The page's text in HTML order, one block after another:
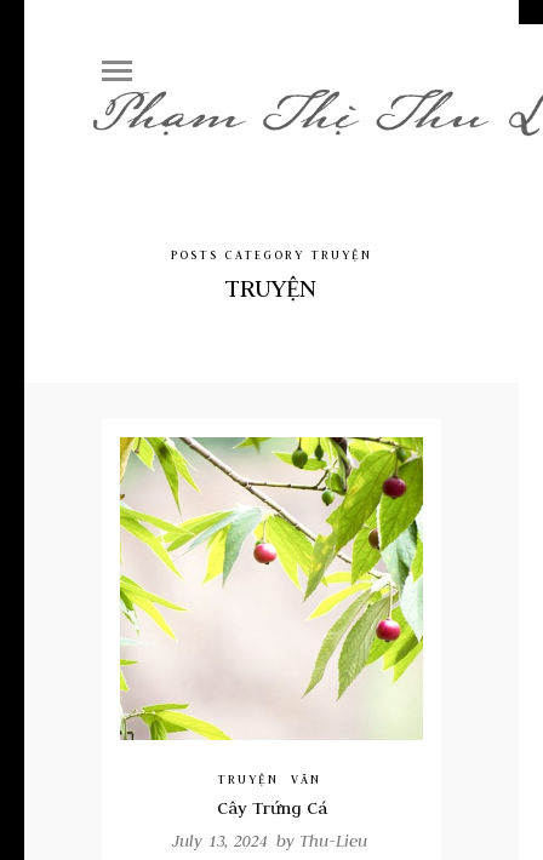
POSTS CATEGORY TRUYỆN
TRUYỆN
TRUYỆN VĂN
Cây Trứng Cá
July 13, 2024 by Thu-Lieu